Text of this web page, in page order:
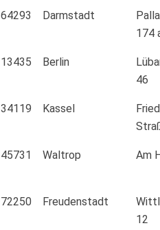
64293 Darmstadt
174
13435 Berlin
46
34119 Kassel
45731 Waltrop Am
72250 Freudenstadt
12